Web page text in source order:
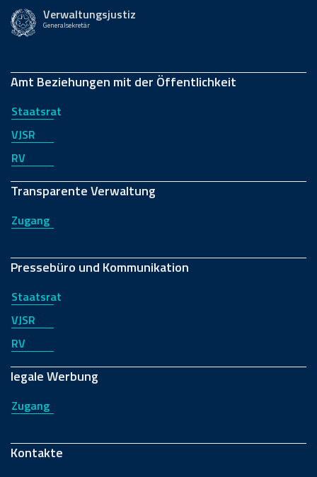
Verwaltungsjustiz
Generalsekretär
Amt Beziehungen mit der Öffentlichkeit
Staatsrat
VJSR
RV
Transparente Verwaltung
Zugang
Pressebüro und Kommunikation
Staatsrat
VJSR
RV
legale Werbung
Zugang
Kontakte